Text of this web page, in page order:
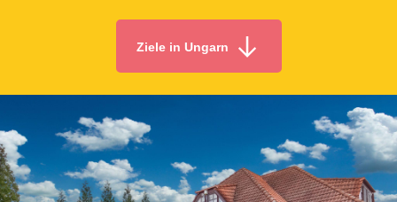
Ziele in Ungarn